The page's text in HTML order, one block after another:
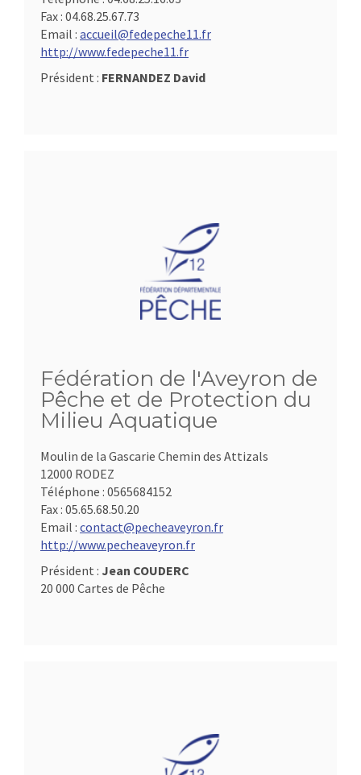
Fax : 04.68.25.67.73
Email : accueil@fedepeche11.fr
http://www.fedepeche11.fr
Président : FERNANDEZ David
Fédération de l'Aveyron de
Pêche et de Protection du
Milieu Aquatique
Moulin de la Gascarie Chemin des Attizals
12000 RODEZ
Téléphone : 0565684152
Fax : 05.65.68.50.20
Email : contact@pecheaveyron.fr
http://www.pecheaveyron.fr
Président : Jean COUDERC
20 000 Cartes de Pêche